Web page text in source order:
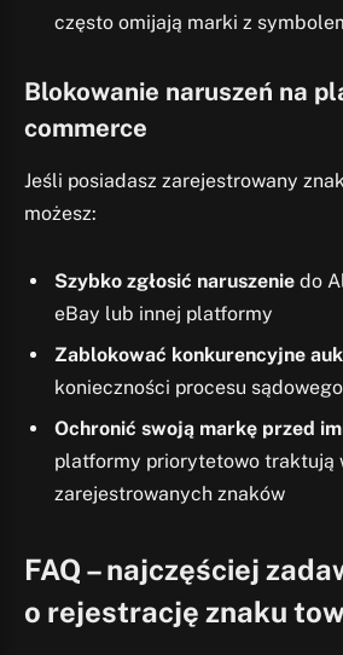
często omijają marki z
Blokowanie naruszeń na
commerce
Jeśli posiadasz zarejestrowany
możesz:
Szybko zgłosić naruszenie do
eBay lub innej platformy
Zablokować konkurencyjne
konieczności procesu sądowego
Ochronić swoją markę przed
platformy priorytetowo traktują
zarejestrowanych znaków
FAQ – najczęściej
o rejestrację znaku